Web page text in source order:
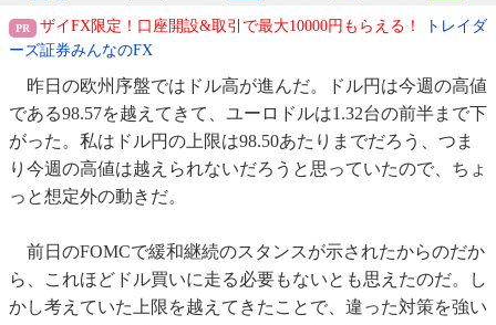
ザイFX限定！口座開設&取引で最大10000円もらえる！
トレイダ
ーズ証券みんなのFX
昨日の欧州序盤ではドル高が進んだ。ドル円は今週の高値
である98.57を越えてきて、ユーロドルは1.32台の前半まで下
がった。私はドル円の上限は98.50あたりまでだろう、つま
り今週の高値は越えられないだろうと思っていたので、ちょ
っと想定外の動きだ。
前日のFOMCで緩和継続のスタンスが示されたからのだか
ら、これほどドル買いに走る必要もないとも思えたのだ。し
かし考えていた上限を越えてきたことで、違った対策を強い